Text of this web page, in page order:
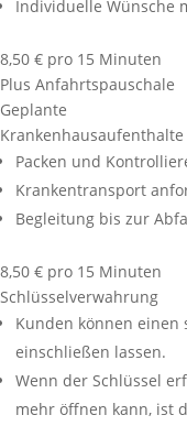
Individuelle Wünsche
8,50 € pro 15 Minuten
Plus Anfahrtspauschale
Geplante
Krankenhausaufenthalte
Packen und
Krankentransport
Begleitung bis zur
8,50 € pro 15 Minuten
Schlüsselverwahrung
Kunden können einen
einschließen lassen.
Wenn der Schlüssel
mehr öffnen kann, ist